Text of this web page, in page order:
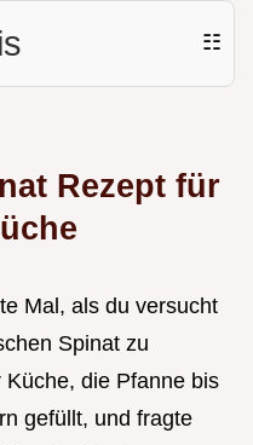
☷
Rezept für
Mal, als du versucht
Spinat zu
die Pfanne bis
gefüllt, und fragte